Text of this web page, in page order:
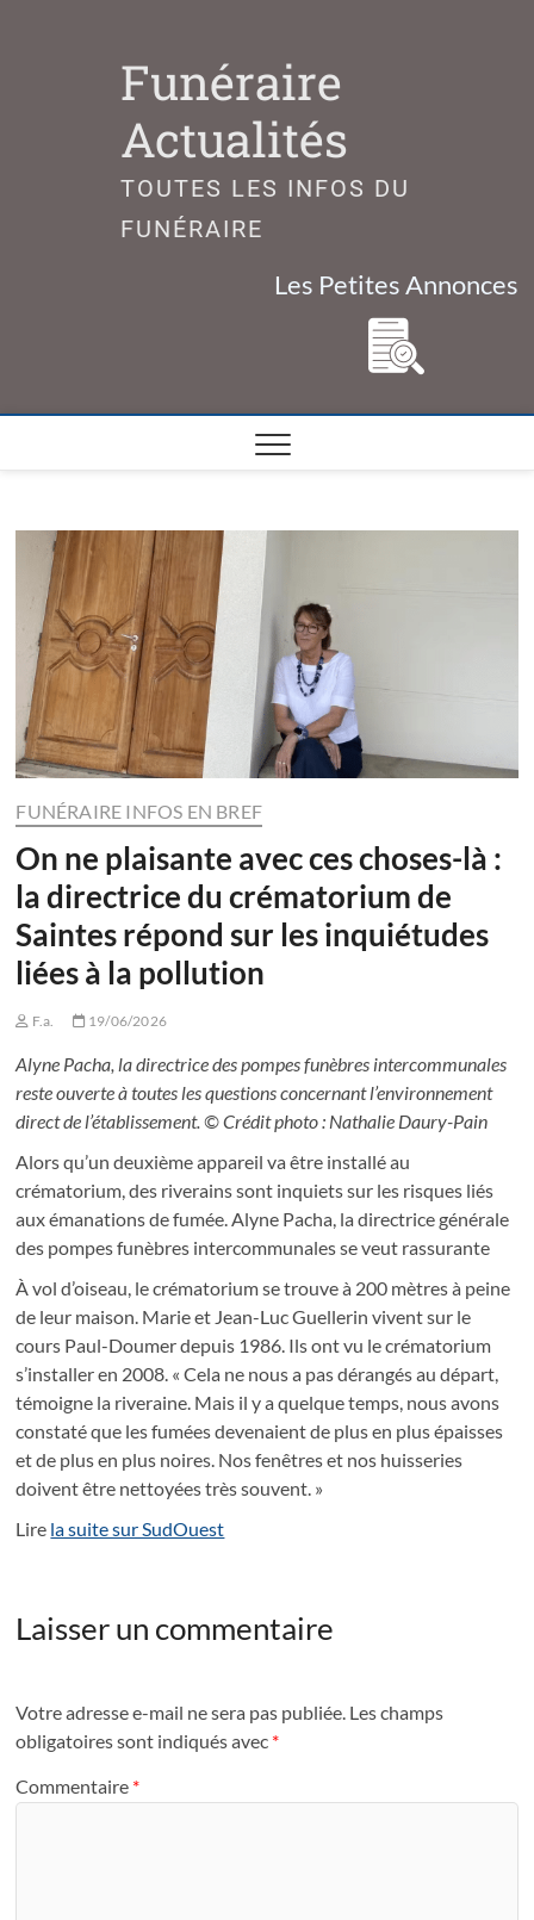
Funéraire
Actualités
TOUTES LES INFOS DU
FUNÉRAIRE
Les Petites Annonces
FUNÉRAIRE INFOS EN BREF
On ne plaisante avec ces choses-là :
la directrice du crématorium de
Saintes répond sur les inquiétudes
liées à la pollution
F.a. 19/06/2026
Alyne Pacha, la directrice des pompes funèbres intercommunales
reste ouverte à toutes les questions concernant l’environnement
direct de l’établissement.© Crédit photo : Nathalie Daury-Pain
Alors qu’un deuxième appareil va être installé au
crématorium, des riverains sont inquiets sur les risques liés
aux émanations de fumée. Alyne Pacha, la directrice générale
des pompes funèbres intercommunales se veut rassurante
À vol d’oiseau, le crématorium se trouve à 200 mètres à peine
de leur maison. Marie et Jean-Luc Guellerin vivent sur le
cours Paul-Doumer depuis 1986. Ils ont vu le crématorium
s’installer en 2008. « Cela ne nous a pas dérangés au départ,
témoigne la riveraine. Mais il y a quelque temps, nous avons
constaté que les fumées devenaient de plus en plus épaisses
et de plus en plus noires. Nos fenêtres et nos huisseries
doivent être nettoyées très souvent. »
Lire la suite sur SudOuest
Laisser un commentaire
Votre adresse e-mail ne sera pas publiée. Les champs
obligatoires sont indiqués avec *
Commentaire *